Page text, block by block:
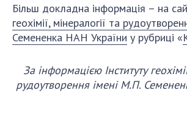
НАУКОВІ ВИДАННЯ
МЕДІА ПРО НАС
АКАДЕМІЯ КОМЕНТУЄ
Більш докладна інформація – на
геохімії, мінералогії та
Семененка НАН України у рубриці «
За інформацією Інституту
рудоутворення імені М.П.